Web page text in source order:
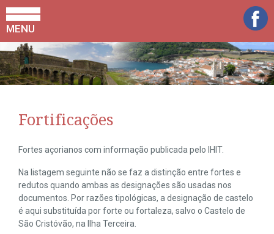
MENU
Fortificações
Fortes açorianos com informação publicada pelo IHIT.
Na listagem seguinte não se faz a distinção entre fortes e
redutos quando ambas as designações são usadas nos
documentos. Por razões tipológicas, a designação de castelo
é aqui substituída por forte ou fortaleza, salvo o Castelo de
São Cristóvão, na Ilha Terceira.